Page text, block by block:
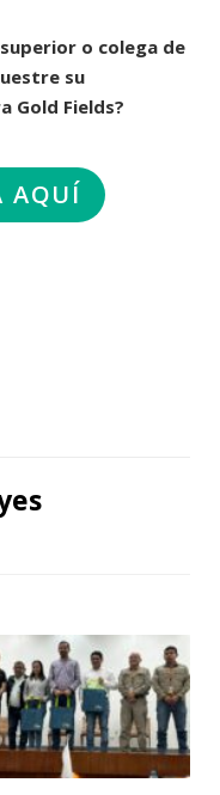
o colega de
su
Gold Fields?
AQUÍ